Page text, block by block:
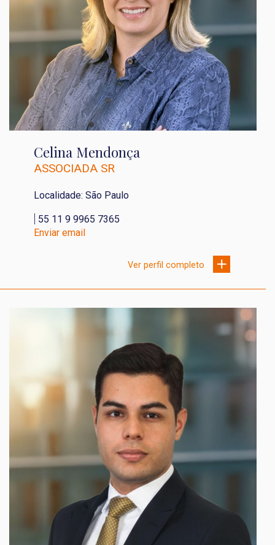
Celina Mendonça
ASSOCIADA SR
Localidade: São Paulo
55 11 9 9965 7365
Enviar email
Ver perfil completo